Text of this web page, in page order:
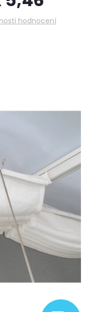
hodnocení